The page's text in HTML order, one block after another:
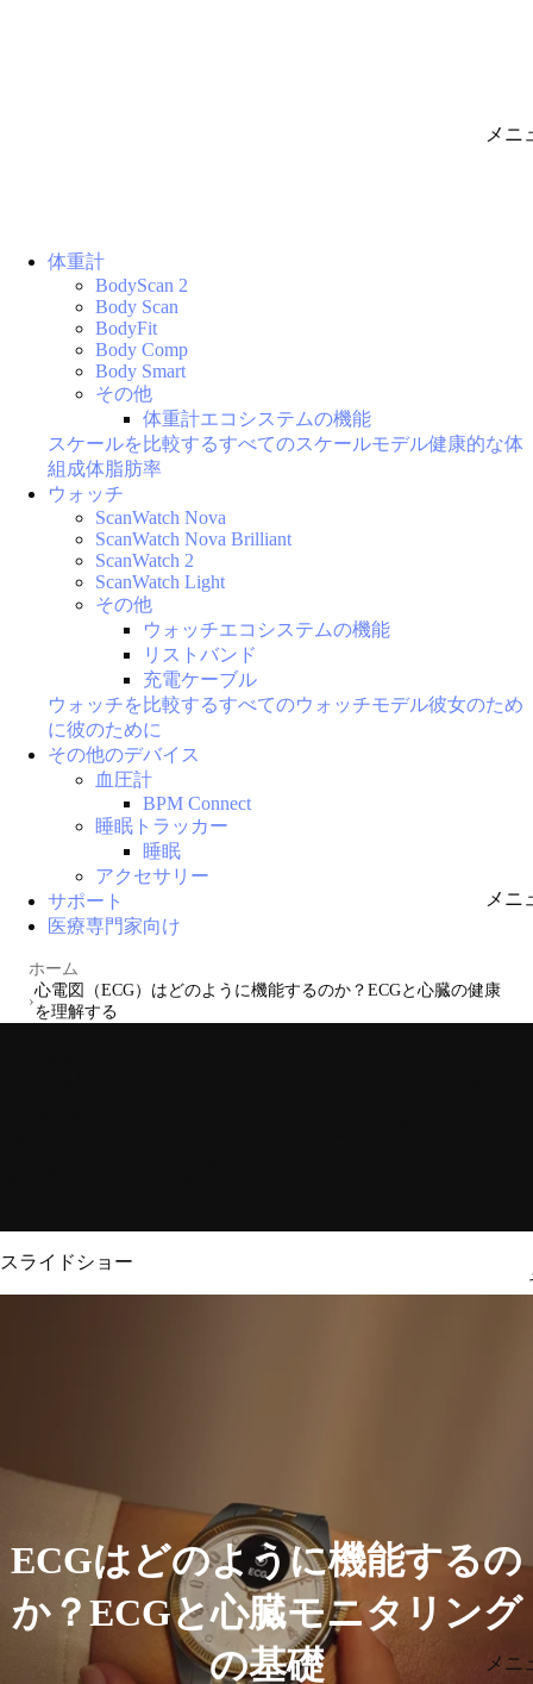
メニ
メニ
メニ
体重計
BodyScan 2
Body Scan
BodyFit
Body Comp
Body Smart
その他
体重計エコシステムの機能
スケールを比較するすべてのスケールモデル健康的な体
組成体脂肪率
ウォッチ
ScanWatch Nova
ScanWatch Nova Brilliant
ScanWatch 2
ScanWatch Light
その他
ウォッチエコシステムの機能
リストバンド
充電ケーブル
ウォッチを比較するすべてのウォッチモデル彼女のため
に彼のために
その他のデバイス
血圧計
BPM Connect
睡眠トラッカー
睡眠
アクセサリー
サポート
医療専門家向け
ホーム
心電図（ECG）はどのように機能するのか？ECGと心臓の健康
を理解する
スライドショー
ECGはどのように機能するの
か？ECGと心臓モニタリング
の基礎